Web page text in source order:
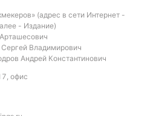
(адрес в сети Интернет -
- Издание)
Владимирович
Андрей Константинович
офис